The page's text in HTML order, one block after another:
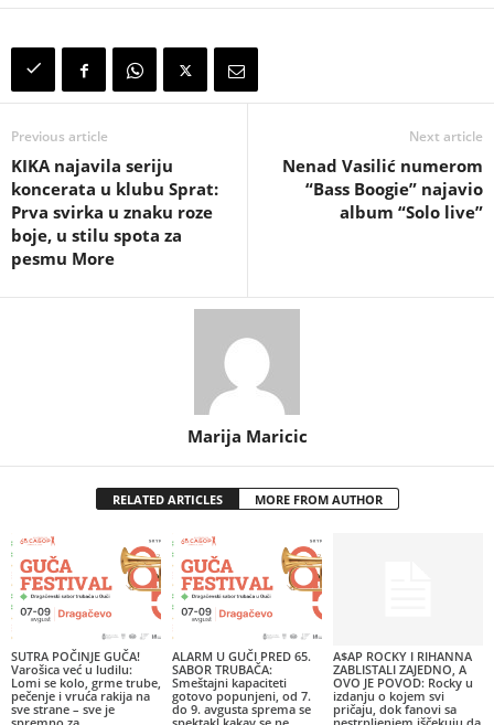
Previous article
KIKA najavila seriju
koncerata u klubu Sprat:
Prva svirka u znaku roze
boje, u stilu spota za
pesmu More
Next article
Nenad Vasilić numerom
“Bass Boogie” najavio
album “Solo live”
Marija Maricic
RELATED ARTICLES MORE FROM AUTHOR
SUTRA POČINJE GUČA!
Varošica već u ludilu:
Lomi se kolo, grme trube,
pečenje i vruća rakija na
sve strane – sve je
ALARM U GUČI PRED 65.
SABOR TRUBAČA:
Smeštajni kapaciteti
gotovo popunjeni, od 7.
do 9. avgusta sprema se
A$AP ROCKY I RIHANNA
ZABLISTALI ZAJEDNO, A
OVO JE POVOD: Rocky u
izdanju o kojem svi
pričaju, dok fanovi sa